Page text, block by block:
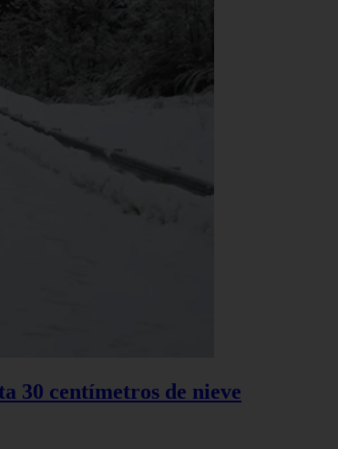
30 centímetros de nieve